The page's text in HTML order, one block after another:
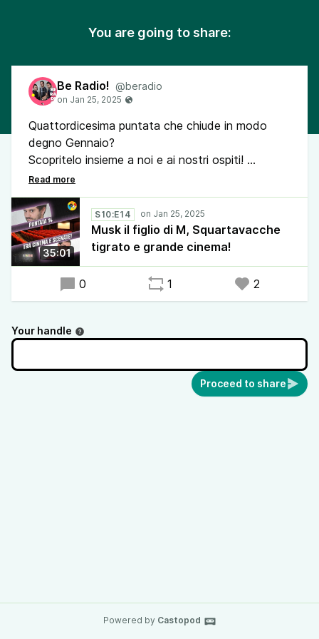
You are going to share:
Be Radio! @beradio
Quattordicesima puntata che chiude in modo
degno Gennaio?
Scopritelo insieme a noi e ai nostri ospiti!
Ai microfoni, parleremo della serie su Mussolini,
esploreremo il mondo del cinema con due registi
particolari e ci tufferemo in grandi esperimenti
sociologici con Gaetano Squartavacche.
Non mancate!
35:01
S10:E14
Musk il figlio di M, Squartavacche
tigrato e grande cinema!
0 1 2
Your handle
Proceed to share
Powered by Castopod